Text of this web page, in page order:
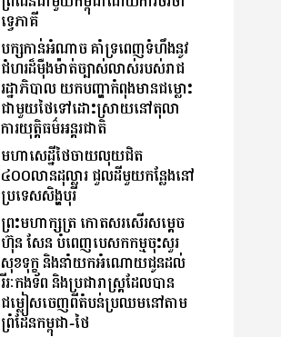
ទ្វេភាគី
បក្សកាន់អំណាច គាំទ្រពេញទំហឹងនូវ
ជំហរដ៏ម៉ឺងម៉ាត់ច្បាស់លាស់របស់រាជ
រដ្ឋាភិបាល យកបញ្ហាកំពុងមានជម្លោះ
ជាមួយថៃទៅដោះស្រាយនៅតុលា
ការយុត្តិធម៌អន្តរជាតិ
មហាសេដ្ឋីថៃចាយលុយជិត
៤០០លានដុល្លារ ជួលដីមួយកន្លែងនៅ
ប្រទេសសិង្ហបុរី
ព្រះមហាក្សត្រ កោតសរសើរសម្តេច
ហ៊ុន សែន បំពេញបេសកកម្មចុះសួរ
សុខទុក្ខ និងនាំយកអំណោយជូនដល់
រីរៈកងទ័ព និងប្រជារាស្ត្រដែលបាន
ជម្លៀសចេញពីតំបន់ប្រឈមនៅតាម
ព្រំដែនកម្ពុជា-ថៃ